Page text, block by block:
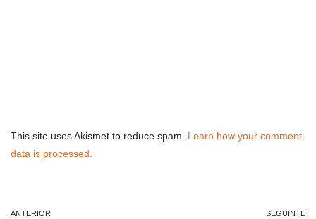
This site uses Akismet to reduce spam. Learn how your comment
data is processed.
ANTERIOR SEGUINTE